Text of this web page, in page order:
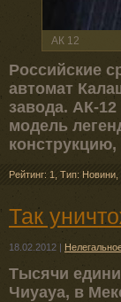
АК 12
Российские
автомат
завода. АК-
модель
конструкцию,
Рейтинг: 1 Тип: Новини
Так
18.02.2012 |
Тысячи
Чиуауа, в